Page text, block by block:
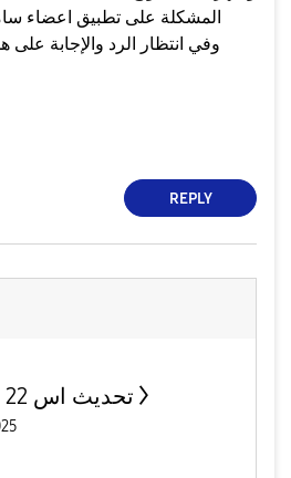
المشكلة على تطبيق اعضاء
REPLY
تحديث اس 22 الترا اندرويد 8.0